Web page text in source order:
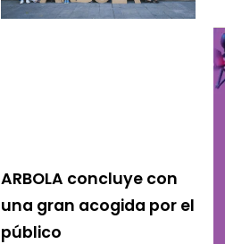
ARBOLA concluye con
una gran acogida por el
público